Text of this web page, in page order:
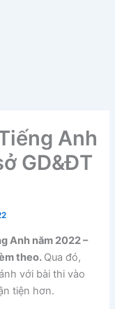
Anh
GD&ĐT
Anh năm 2022 –
theo. Qua đó,
với bài thi vào
tiện hơn.